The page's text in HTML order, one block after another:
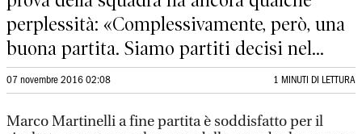
perplessità: «Complessivamente, però, una
buona partita. Siamo partiti decisi nel...
07 novembre 2016 02:08 1 MINUTI DI LETTURA
Marco Martinelli a fine partita è soddisfatto per il